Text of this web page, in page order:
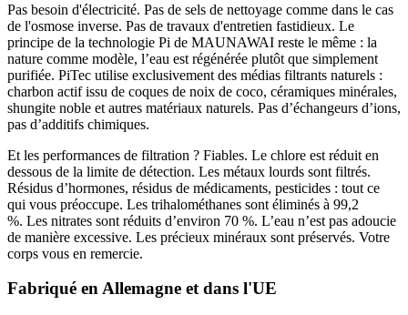
Pas besoin d'électricité. Pas de sels de nettoyage comme dans le cas
de l'osmose inverse. Pas de travaux d'entretien fastidieux. Le
principe de la technologie Pi de MAUNAWAI reste le même : la
nature comme modèle, l’eau est régénérée plutôt que simplement
purifiée. PiTec utilise exclusivement des médias filtrants naturels :
charbon actif issu de coques de noix de coco, céramiques minérales,
shungite noble et autres matériaux naturels. Pas d’échangeurs d’ions,
pas d’additifs chimiques.
Et les performances de filtration ? Fiables. Le chlore est réduit en
dessous de la limite de détection. Les métaux lourds sont filtrés.
Résidus d’hormones, résidus de médicaments, pesticides : tout ce
qui vous préoccupe. Les trihalométhanes sont éliminés à 99,2
%. Les nitrates sont réduits d’environ 70 %. L’eau n’est pas adoucie
de manière excessive. Les précieux minéraux sont préservés. Votre
corps vous en remercie.
Fabriqué en Allemagne et dans l'UE